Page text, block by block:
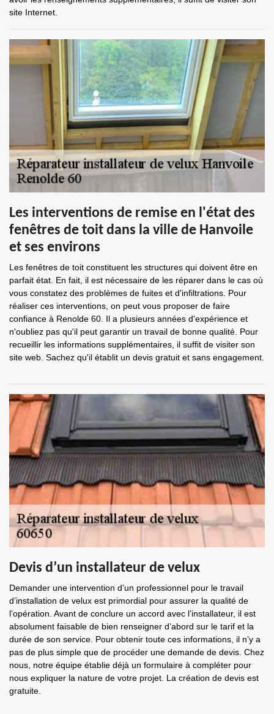
site Internet.
Les interventions de remise en l'état des
fenêtres de toit dans la ville de Hanvoile
et ses environs
Les fenêtres de toit constituent les structures qui doivent être en
parfait état. En fait, il est nécessaire de les réparer dans le cas où
vous constatez des problèmes de fuites et d'infiltrations. Pour
réaliser ces interventions, on peut vous proposer de faire
confiance à Renolde 60. Il a plusieurs années d'expérience et
n'oubliez pas qu'il peut garantir un travail de bonne qualité. Pour
recueillir les informations supplémentaires, il suffit de visiter son
site web. Sachez qu'il établit un devis gratuit et sans engagement.
Devis d’un installateur de velux
Demander une intervention d’un professionnel pour le travail
d’installation de velux est primordial pour assurer la qualité de
l’opération. Avant de conclure un accord avec l’installateur, il est
absolument faisable de bien renseigner d’abord sur le tarif et la
durée de son service. Pour obtenir toute ces informations, il n’y a
pas de plus simple que de procéder une demande de devis. Chez
nous, notre équipe établie déjà un formulaire à compléter pour
nous expliquer la nature de votre projet. La création de devis est
gratuite.